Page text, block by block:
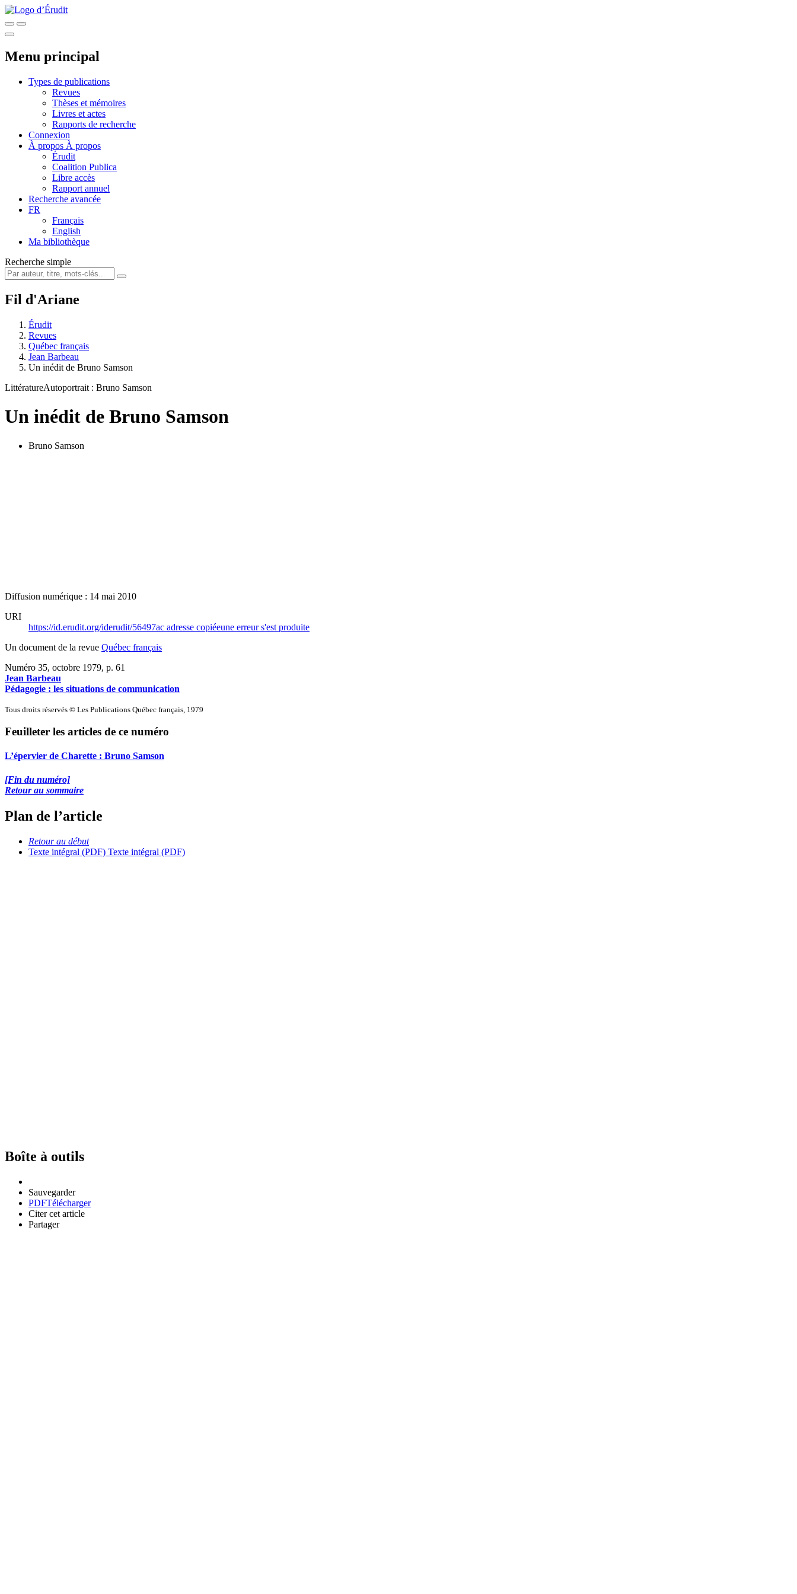
Menu principal
Types de publications
Revues
Thèses et mémoires
Livres et actes
Rapports de recherche
Connexion
À propos À propos
Érudit
Coalition Publica
Libre accès
Rapport annuel
Recherche avancée
FR
Français
English
Ma bibliothèque
Recherche simple
Fil d'Ariane
Érudit
Revues
Québec français
Jean Barbeau
Un inédit de Bruno Samson
LittératureAutoportrait : Bruno Samson
Un inédit de Bruno Samson
Bruno Samson
Diffusion numérique : 14 mai 2010
URI
https://id.erudit.org/iderudit/56497ac adresse copiéeune erreur s'est produite
Un document de la revue Québec français
Numéro 35, octobre 1979, p. 61
Jean Barbeau
Pédagogie : les situations de communication
Tous droits réservés © Les Publications Québec français, 1979
Feuilleter les articles de ce numéro
L’épervier de Charette : Bruno Samson
[Fin du numéro]
Retour au sommaire
Plan de l’article
Retour au début
Texte intégral (PDF) Texte intégral (PDF)
Boîte à outils
Sauvegarder
PDFTélécharger
Citer cet article
Partager